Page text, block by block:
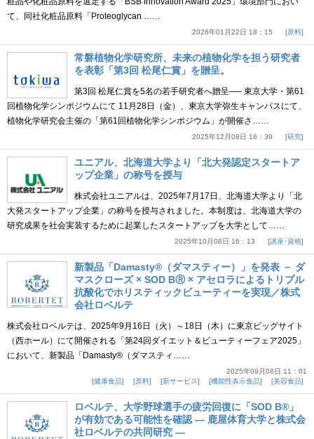
て、同社化粧品原料「Proteoglycan ……
2026年01月22日 18：15 原料
常磐植物化学研究所、未来の植物化学を担う研究者
を表彰「第3回 松尾仁賞」を贈呈。
第3回 松尾仁賞を5名の若手研究者へ贈呈── 東京大学・第61
回植物化学シンポジウムにて 11月28日（金）、東京大学弥生キャンパスにて、
植物化学研究会主催の「第61回植物化学シンポジウム」が開催さ……
2025年12月08日 16：39 研究
ユニアル、北海道大学より「北大発認定スタートア
ップ企業」の称号を授与
株式会社ユニアルは、2025年7月17日、北海道大学より「北
大発スタートアップ企業」の称号を授与されました。本制度は、北海道大学の
研究成果を社会実装するために起業したスタートアップを大学として……
2025年10月08日 16：13 講座･資格
新製品「Damasty®（ダマスティー）」を発表 － ダ
マスクローズ × SOD BⓇ × アセロラによるトリプル
抗酸化でホリスティックビューティーを実現／株式
会社ロベルテ
株式会社ロベルテは、2025年9月16日（火）～18日（木）に東京ビッグサイト
（西ホール）にて開催される「第24回ダイエット＆ビューティーフェア2025」
において、新製品「Damasty®（ダマスティ……
2025年09月08日 11：01
健康食品
原料 新サービス 機能性表示食品 美容食品
ロベルテ、大学野球選手の疲労回復に「SOD B®」
が有効である可能性を確認 ― 鹿屋体育大学と株式会
社ロベルテの共同研究 ―